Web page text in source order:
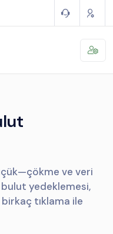
ve veri
bulut yedeklemesi,
tıklama ile